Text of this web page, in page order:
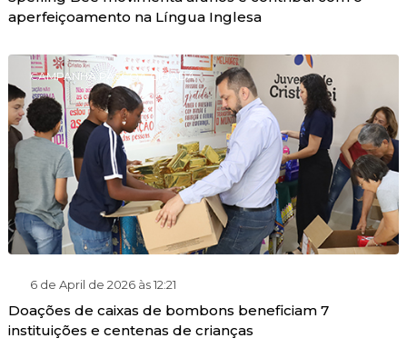
aperfeiçoamento na Língua Inglesa
CAMPANHA PÁSCOA CIDADÃ
6 de April de 2026 às 12:21
Doações de caixas de bombons beneficiam 7
instituições e centenas de crianças